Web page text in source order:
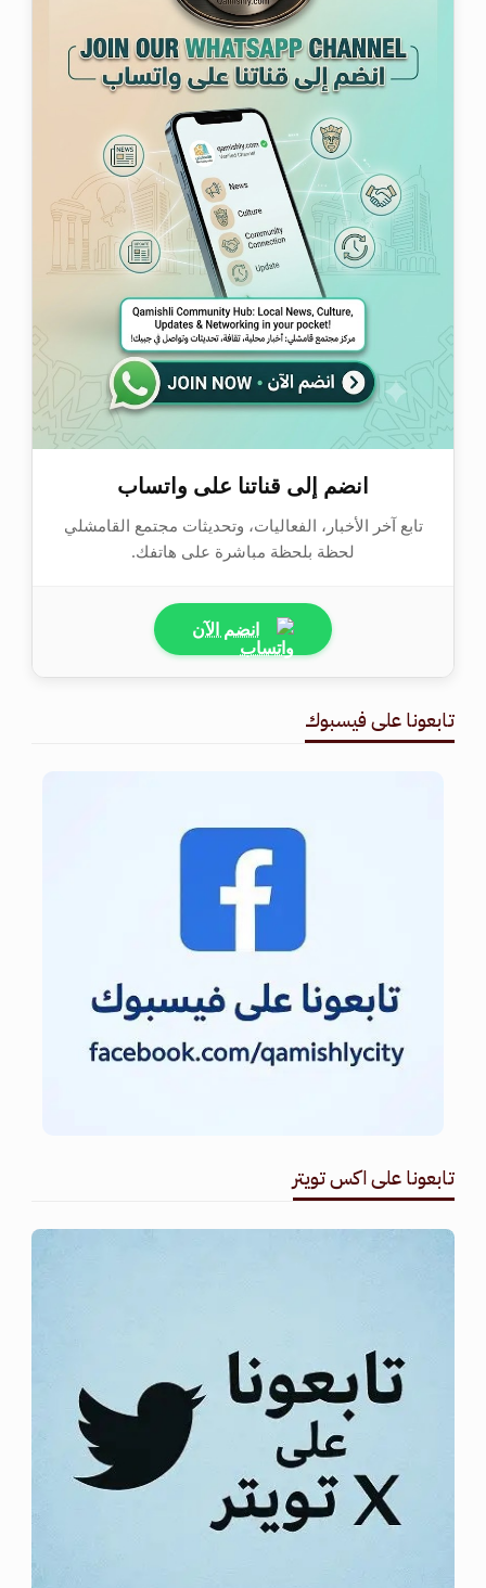
انضم إلى قناتنا على واتساب
تابع آخر الأخبار، الفعاليات، وتحديثات مجتمع القامشلي
لحظة بلحظة مباشرة على هاتفك.
انضم الآن
تابعونا على فيسبوك
تابعونا على اكس تويتر